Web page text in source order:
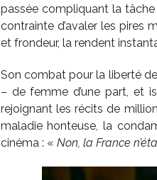
passée compliquant la
contrainte d’avaler les pires
et frondeur, la rendent
Son combat pour la liberté
– de femme d’une part, et
rejoignant les récits de
maladie honteuse, la
cinéma : « Non, la France